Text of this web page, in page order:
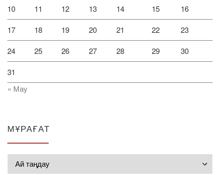
10 11 12 13 14 15 16
17 18 19 20 21 22 23
24 25 26 27 28 29 30
31
« Мау
МҰРАҒАТ